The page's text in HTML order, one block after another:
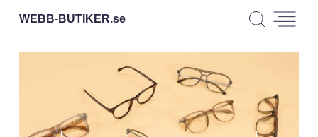
WEBB-BUTIKER.se